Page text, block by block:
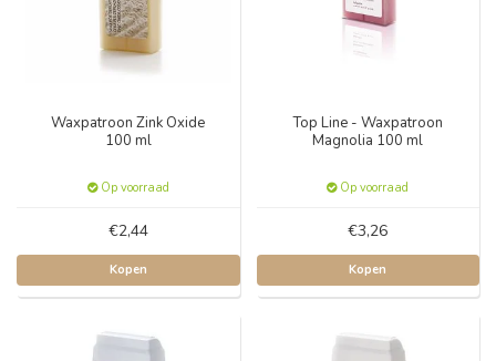
Waxpatroon Zink Oxide
100 ml
Op voorraad
€2,44
Kopen
Top Line - Waxpatroon
Magnolia 100 ml
Op voorraad
€3,26
Kopen